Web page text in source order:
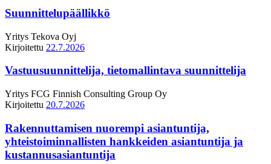
Suunnittelupäällikkö
Yritys Tekova Oyj
Kirjoitettu 22.7.2026
Vastuusuunnittelija, tietomallintava suunnittelija
Yritys FCG Finnish Consulting Group Oy
Kirjoitettu 20.7.2026
Rakennuttamisen nuorempi asiantuntija,
yhteistoiminnallisten hankkeiden asiantuntija ja
kustannusasiantuntija